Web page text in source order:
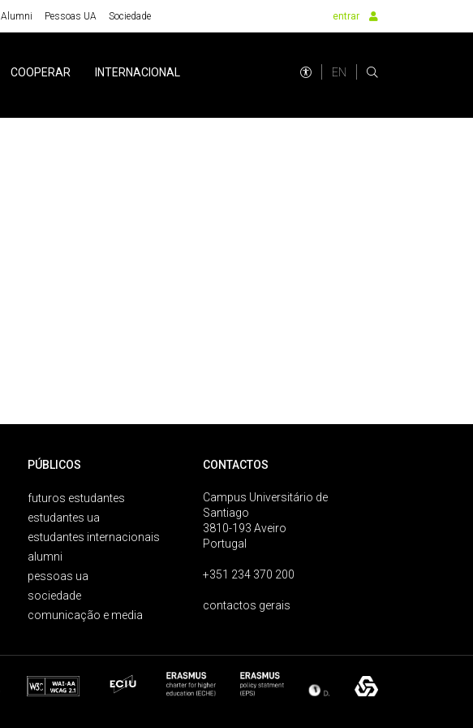
Alumni Pessoas UA Sociedade entrar
COOPERAR INTERNACIONAL EN
PÚBLICOS
futuros estudantes
estudantes ua
estudantes internacionais
alumni
pessoas ua
sociedade
comunicação e media
CONTACTOS
Campus Universitário de
Santiago
3810-193 Aveiro
Portugal
+351 234 370 200
contactos gerais